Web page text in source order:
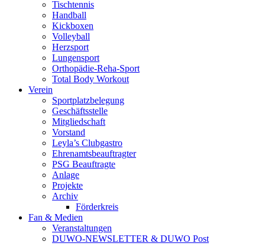
Tischtennis
Handball
Kickboxen
Volleyball
Herzsport
Lungensport
Orthopädie-Reha-Sport
Total Body Workout
Verein
Sportplatzbelegung
Geschäftsstelle
Mitgliedschaft
Vorstand
Leyla’s Clubgastro
Ehrenamtsbeauftragter
PSG Beauftragte
Anlage
Projekte
Archiv
Förderkreis
Fan & Medien
Veranstaltungen
DUWO-NEWSLETTER & DUWO Post